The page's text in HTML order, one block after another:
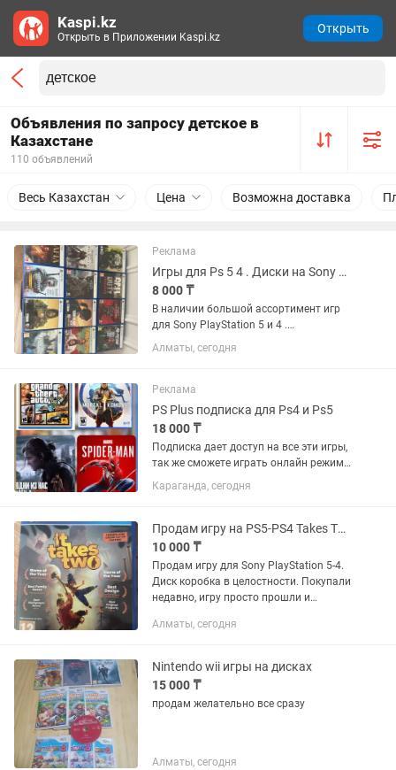
Объявления по запросу детское в
Казахстане
110 объявлений
Весь Казахстан Цена Возможна доставка
Реклама
Игры для Ps 5 4 . Диски на Sony Playstation FIFA GTA детские спортивные ..
8 000 ₸
В наличии большой ассортимент игр
для Sony PlayStation 5 и 4 .
Оригинальные лицензионные с
гарантией ! Все игры в идеальном
Алматы, сегодня
Реклама
PS Plus подписка для Ps4 и Ps5
18 000 ₸
Подписка дает доступ на все эти игры,
так же сможете играть онлайн режиме.
Хорошо сэкономитьте если купите
подписку. Цена на 12 месяцев :
19,000 тг Ps4 -...
Караганда, сегодня
Продам игру на PS5-PS4 Takes Two
10 000 ₸
Продам игру для Sony PlayStation 5-4.
Диск коробка в целостности. Покупали
недавно, игру просто прошли и
Алматы, сегодня
Nintendo wii игры на дисках
15 000 ₸
продам желательно все сразу
Алматы, сегодня
Kaspi.kz
Открыть в Приложении Kaspi.kz
Открыть